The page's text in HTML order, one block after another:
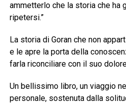
ammetterlo che la storia che ha
ripetersi.”
La storia di Goran che non
e le apre la porta della
farla riconciliare con il suo
Un bellissimo libro, un viaggio
personale, sostenuta dalla